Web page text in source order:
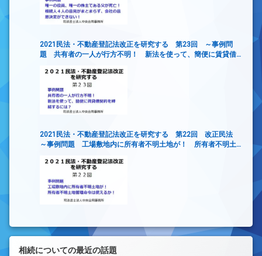
2021民法・不動産登記法改正を研究する 第23回 ～事例問
題 共有者の一人が行方不明！ 新法を使って、簡便に賃貸借
2021民法・不動産登記法改正を研究する 第22回 改正民法
～事例問題 工場敷地内に所有者不明土地が！ 所有者不明土
相続についての最近の話題